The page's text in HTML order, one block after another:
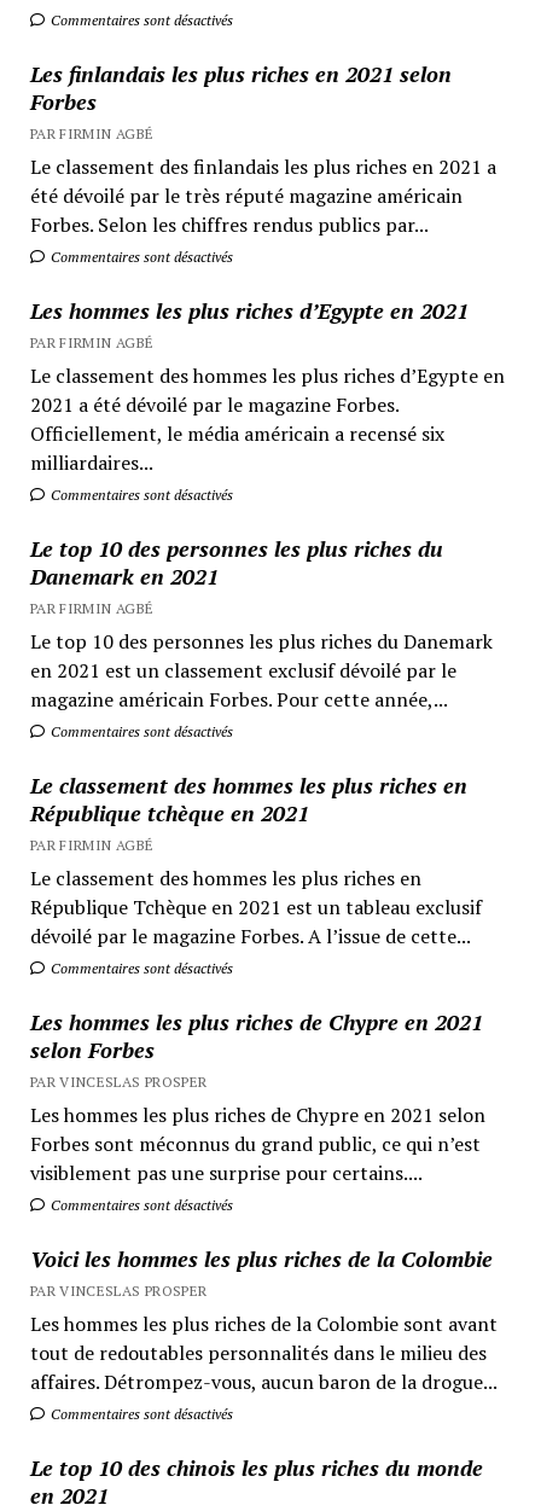
Commentaires sont désactivés
Les finlandais les plus riches en 2021 selon
Forbes
PAR FIRMIN AGBÉ
Le classement des finlandais les plus riches en 2021 a
été dévoilé par le très réputé magazine américain
Forbes. Selon les chiffres rendus publics par...
Commentaires sont désactivés
Les hommes les plus riches d’Egypte en 2021
PAR FIRMIN AGBÉ
Le classement des hommes les plus riches d’Egypte en
2021 a été dévoilé par le magazine Forbes.
Officiellement, le média américain a recensé six
milliardaires...
Commentaires sont désactivés
Le top 10 des personnes les plus riches du
Danemark en 2021
PAR FIRMIN AGBÉ
Le top 10 des personnes les plus riches du Danemark
en 2021 est un classement exclusif dévoilé par le
magazine américain Forbes. Pour cette année,...
Commentaires sont désactivés
Le classement des hommes les plus riches en
République tchèque en 2021
PAR FIRMIN AGBÉ
Le classement des hommes les plus riches en
République Tchèque en 2021 est un tableau exclusif
dévoilé par le magazine Forbes. A l’issue de cette...
Commentaires sont désactivés
Les hommes les plus riches de Chypre en 2021
selon Forbes
PAR VINCESLAS PROSPER
Les hommes les plus riches de Chypre en 2021 selon
Forbes sont méconnus du grand public, ce qui n’est
visiblement pas une surprise pour certains....
Commentaires sont désactivés
Voici les hommes les plus riches de la Colombie
PAR VINCESLAS PROSPER
Les hommes les plus riches de la Colombie sont avant
tout de redoutables personnalités dans le milieu des
affaires. Détrompez-vous, aucun baron de la drogue...
Commentaires sont désactivés
Le top 10 des chinois les plus riches du monde
en 2021